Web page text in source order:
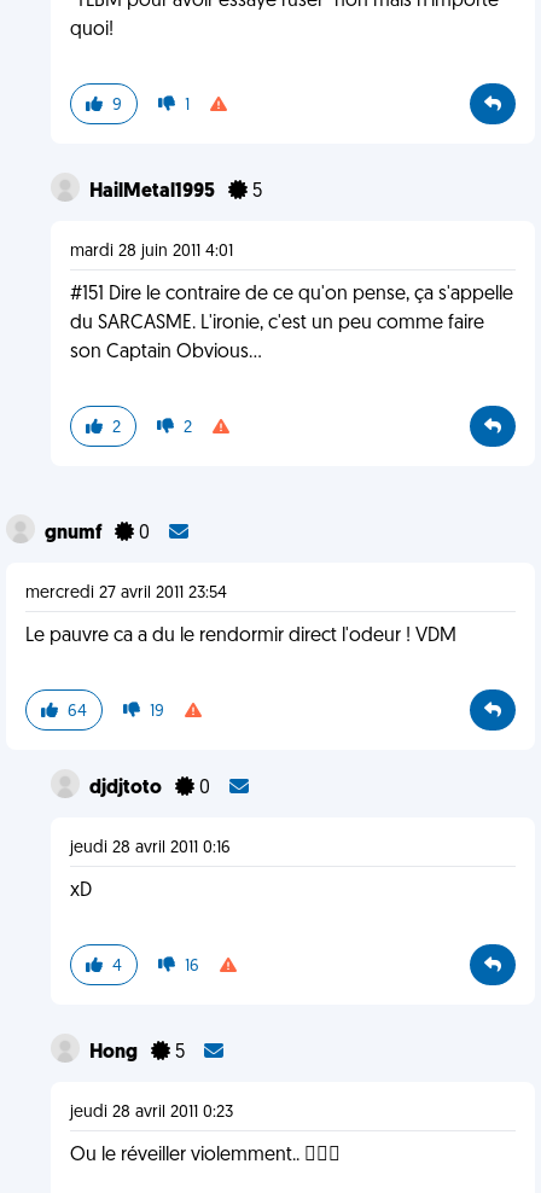
quoi!
9 1
HailMetal1995 5
mardi 28 juin 2011 4:01
#151 Dire le contraire de ce qu'on pense, ça s'appelle
du SARCASME. L'ironie, c'est un peu comme faire
son Captain Obvious...
2 2
gnumf 0
mercredi 27 avril 2011 23:54
Le pauvre ca a du le rendormir direct l'odeur ! VDM
64 19
djdjtoto 0
jeudi 28 avril 2011 0:16
xD
4 16
Hong 5
jeudi 28 avril 2011 0:23
Ou le réveiller violemment.. 